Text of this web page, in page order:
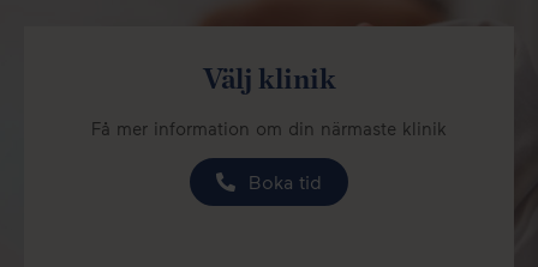
Välj klinik
Få mer information om din närmaste klinik
Boka tid